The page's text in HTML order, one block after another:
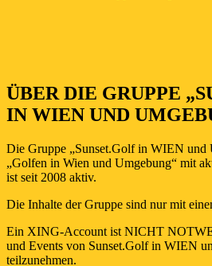
ÜBER DIE GRUPPE
IN WIEN UND
Die Gruppe „Sunset.Golf in WIEN und
„Golfen in Wien und Umgebung“ mit
ist seit 2008 aktiv.
Die Inhalte der Gruppe sind nur mit
Ein XING-Account ist NICHT
und Events von Sunset.Golf in WIEN
teilzunehmen.